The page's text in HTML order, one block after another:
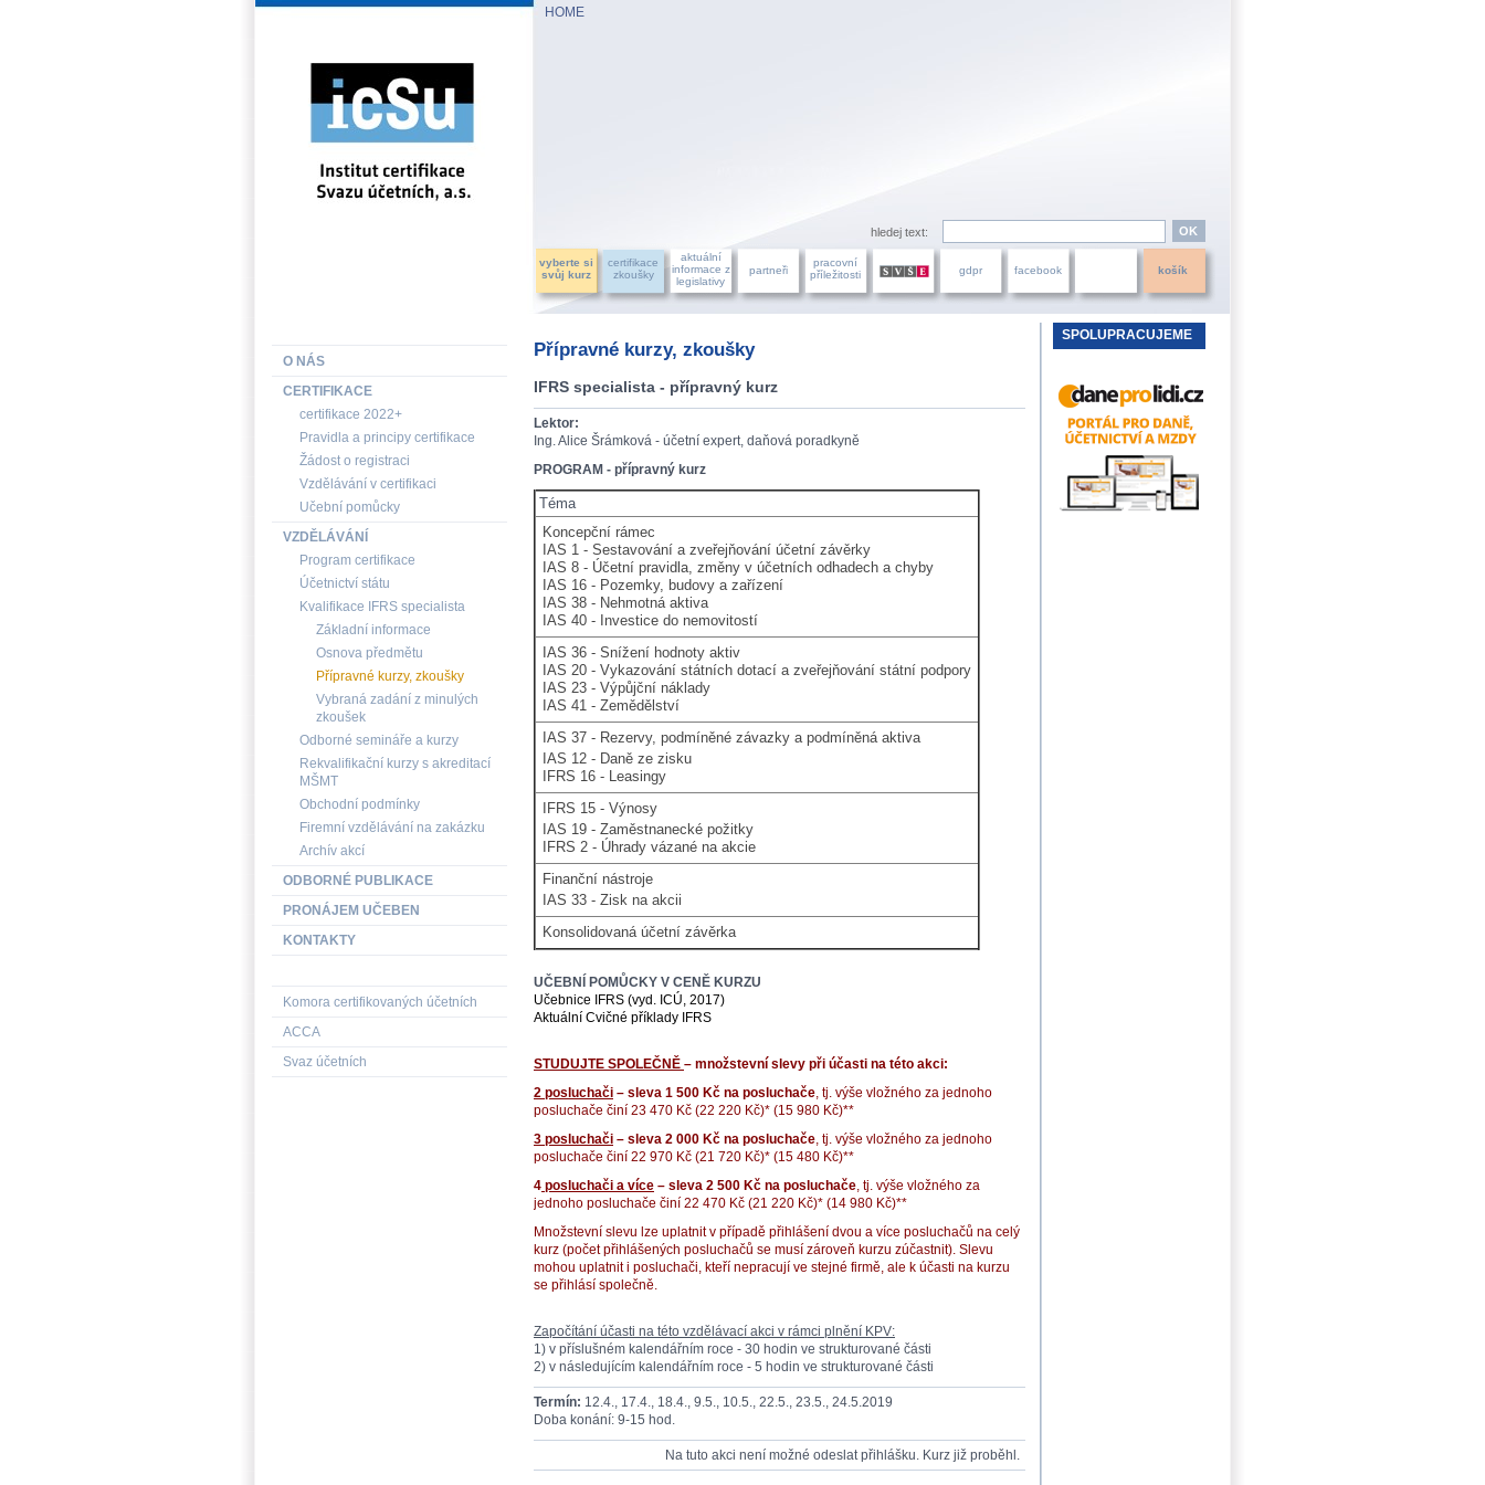
HOME
hledej text:
vyberte si
svůj kurz
certifikace
zkoušky
aktuální
informace z
legislativy
partneři
pracovní
příležitosti
gdpr facebook košík
Přípravné kurzy, zkoušky
IFRS specialista - přípravný kurz
Lektor:
Ing. Alice Šrámková - účetní expert, daňová poradkyně
PROGRAM - přípravný kurz
Téma
Koncepční rámec
IAS 1 - Sestavování a zveřejňování účetní závěrky
IAS 8 - Účetní pravidla, změny v účetních odhadech a chyby
IAS 16 - Pozemky, budovy a zařízení
IAS 38 - Nehmotná aktiva
IAS 40 - Investice do nemovitostí
IAS 36 - Snížení hodnoty aktiv
IAS 20 - Vykazování státních dotací a zveřejňování státní podpory
IAS 23 - Výpůjční náklady
IAS 41 - Zemědělství
IAS 37 - Rezervy, podmíněné závazky a podmíněná aktiva
IAS 12 - Daně ze zisku
IFRS 16 - Leasingy
IFRS 15 - Výnosy
IAS 19 - Zaměstnanecké požitky
IFRS 2 - Úhrady vázané na akcie
Finanční nástroje
IAS 33 - Zisk na akcii
Konsolidovaná účetní závěrka
UČEBNÍ POMŮCKY V CENĚ KURZU
Učebnice IFRS (vyd. ICÚ, 2017)
Aktuální Cvičné příklady IFRS
STUDUJTE SPOLEČNĚ – množstevní slevy při účasti na této akci:
2 posluchači – sleva 1 500 Kč na posluchače, tj. výše vložného za jednoho
posluchače činí 23 470 Kč (22 220 Kč)* (15 980 Kč)**
3 posluchači – sleva 2 000 Kč na posluchače, tj. výše vložného za jednoho
posluchače činí 22 970 Kč (21 720 Kč)* (15 480 Kč)**
4 posluchači a více – sleva 2 500 Kč na posluchače, tj. výše vložného za
jednoho posluchače činí 22 470 Kč (21 220 Kč)* (14 980 Kč)**
Množstevní slevu lze uplatnit v případě přihlášení dvou a více posluchačů na celý
kurz (počet přihlášených posluchačů se musí zároveň kurzu zúčastnit). Slevu
mohou uplatnit i posluchači, kteří nepracují ve stejné firmě, ale k účasti na kurzu
se přihlásí společně.
Započítání účasti na této vzdělávací akci v rámci plnění KPV:
1) v příslušném kalendářním roce - 30 hodin ve strukturované části
2) v následujícím kalendářním roce - 5 hodin ve strukturované části
Termín: 12.4., 17.4., 18.4., 9.5., 10.5., 22.5., 23.5., 24.5.2019
Doba konání: 9-15 hod.
Na tuto akci není možné odeslat přihlášku. Kurz již proběhl.
O NÁS
CERTIFIKACE
certifikace 2022+
Pravidla a principy certifikace
Žádost o registraci
Vzdělávání v certifikaci
Učební pomůcky
VZDĚLÁVÁNÍ
Program certifikace
Účetnictví státu
Kvalifikace IFRS specialista
Základní informace
Osnova předmětu
Přípravné kurzy, zkoušky
Vybraná zadání z minulých
zkoušek
Odborné semináře a kurzy
Rekvalifikační kurzy s akreditací
MŠMT
Obchodní podmínky
Firemní vzdělávání na zakázku
Archív akcí
ODBORNÉ PUBLIKACE
PRONÁJEM UČEBEN
KONTAKTY
Komora certifikovaných účetních
ACCA
Svaz účetních
SPOLUPRACUJEME